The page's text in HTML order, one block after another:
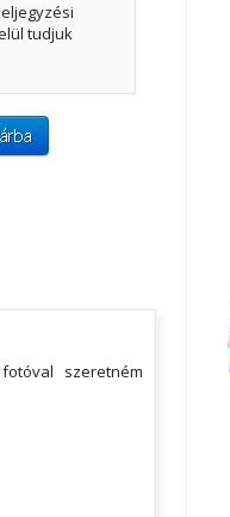
tudjuk
szeretném